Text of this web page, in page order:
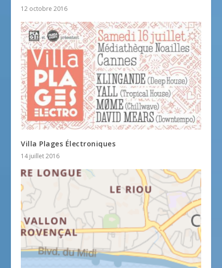
12 octobre 2016
Villa Plages Électroniques
14 juillet 2016